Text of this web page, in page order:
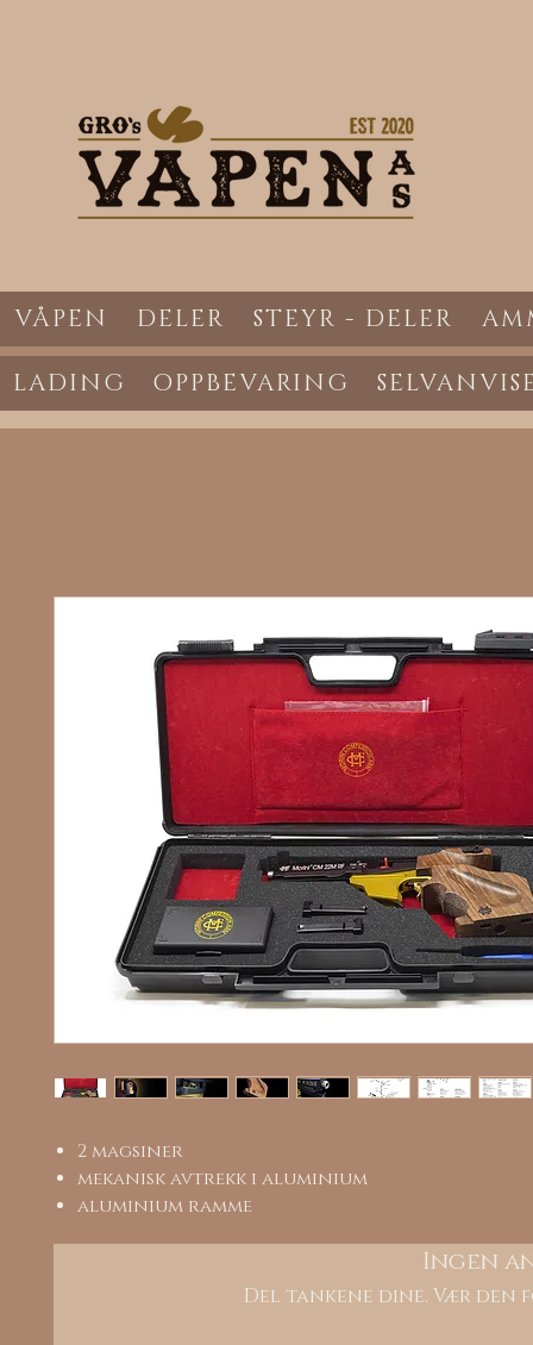
VÅPEN DELER STEYR - DELER
LADING OPPBEVARING
2 magsiner
mekanisk avtrekk i aluminium
aluminium ramme
Ingen
Del tankene dine. Vær den